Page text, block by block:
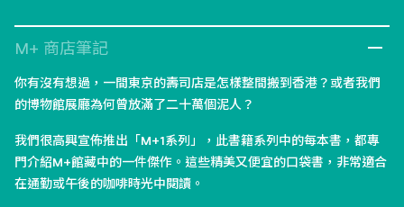
M+ 商店筆記
你有沒有想過，一間東京的壽司店是怎樣整間搬到香港？或者我們
的博物館展廳為何曾放滿了二十萬個泥人？
我們很高興宣佈推出「M+1系列」，此書籍系列中的每本書，都專
門介紹M+館藏中的一件傑作。這些精美又便宜的口袋書，非常適合
在通勤或午後的咖啡時光中閱讀。